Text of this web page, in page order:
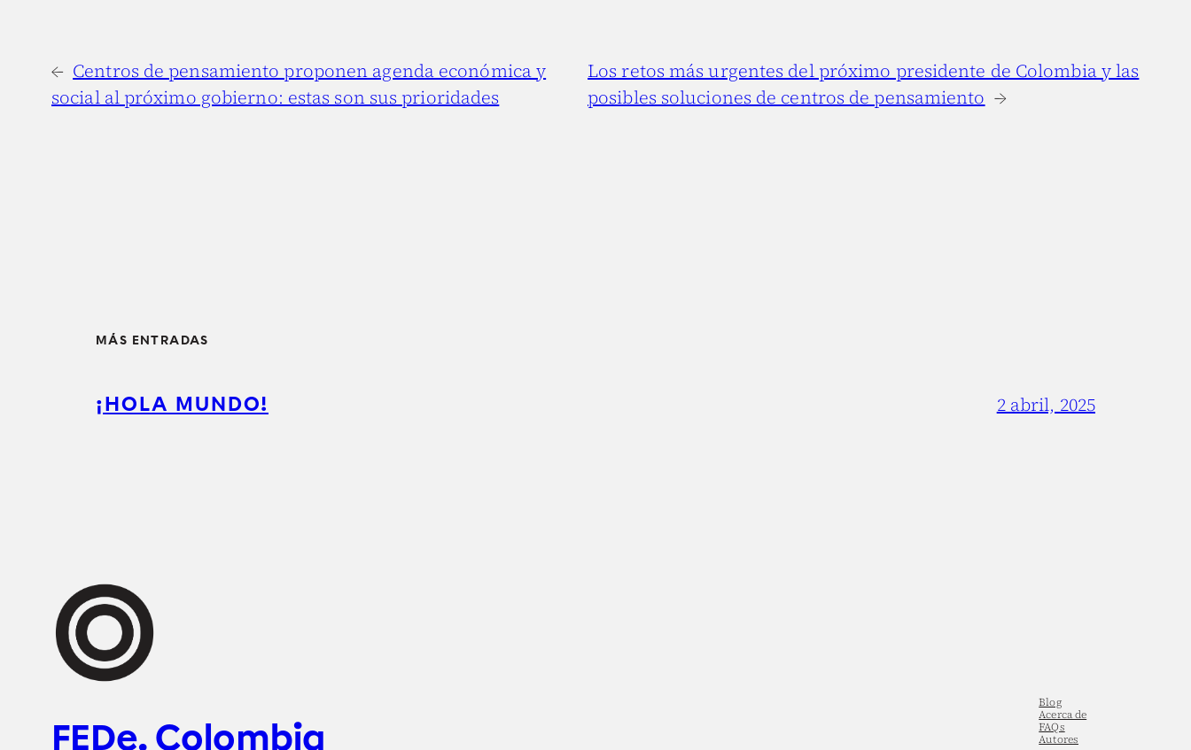
← Centros de pensamiento proponen agenda económica y
social al próximo gobierno: estas son sus prioridades
Los retos más urgentes del próximo presidente de Colombia y las
posibles soluciones de centros de pensamiento →
MÁS ENTRADAS
¡HOLA MUNDO! 2 abril, 2025
FEDe. Colombia
Blog
Acerca de
FAQs
Autores